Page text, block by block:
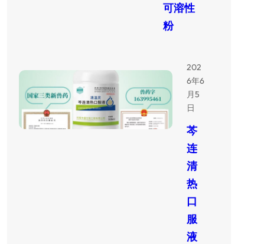
可溶性
粉
202
6年6
月5
日
芩
连
清
热
口
服
液